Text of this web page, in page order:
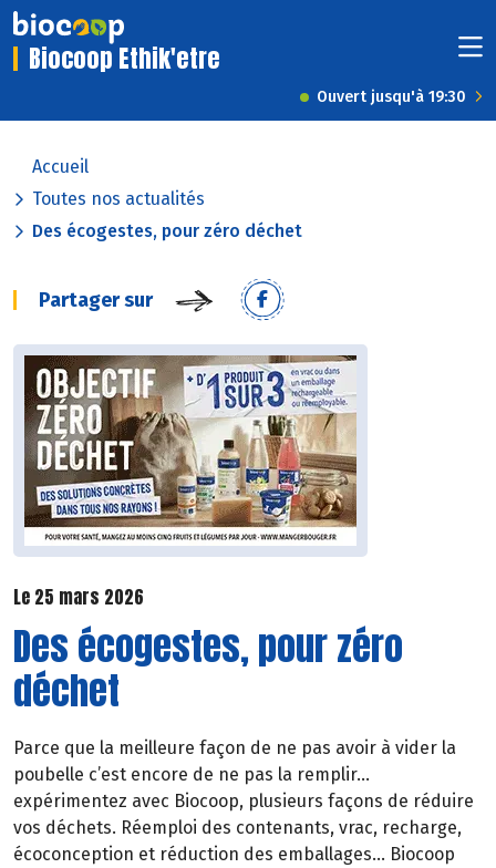
Biocoop Ethik'etre
Ouvert jusqu'à 19:30
Accueil
Toutes nos actualités
Des écogestes, pour zéro déchet
Partager sur
Le 25 mars 2026
Des écogestes, pour zéro
déchet
Parce que la meilleure façon de ne pas avoir à vider la
poubelle c’est encore de ne pas la remplir…
expérimentez avec Biocoop, plusieurs façons de réduire
vos déchets. Réemploi des contenants, vrac, recharge,
écoconception et réduction des emballages… Biocoop